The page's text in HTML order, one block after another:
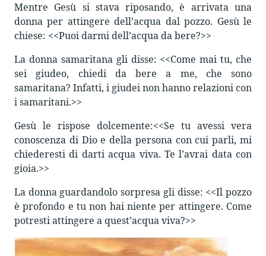
Mentre Gesù si stava riposando, è arrivata una
donna per attingere dell’acqua dal pozzo. Gesù le
chiese: <<Puoi darmi dell’acqua da bere?>>
La donna samaritana gli disse: <<Come mai tu, che
sei giudeo, chiedi da bere a me, che sono
samaritana? Infatti, i giudei non hanno relazioni con
i samaritani.>>
Gesù le rispose dolcemente:<<Se tu avessi vera
conoscenza di Dio e della persona con cui parli, mi
chiederesti di darti acqua viva. Te l’avrai data con
gioia.>>
La donna guardandolo sorpresa gli disse: <<Il pozzo
è profondo e tu non hai niente per attingere. Come
potresti attingere a quest’acqua viva?>>